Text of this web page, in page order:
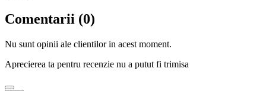
Comentarii (0)
Nu sunt opinii ale clientilor in acest moment.
Aprecierea ta pentru recenzie nu a putut fi trimisa